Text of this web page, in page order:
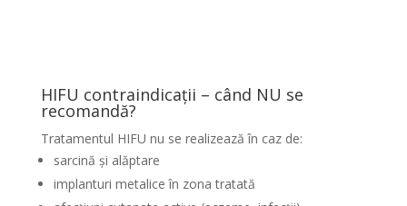
HIFU contraindicații – când NU se
recomandă?
Tratamentul HIFU nu se realizează în caz de:
sarcină și alăptare
implanturi metalice în zona tratată